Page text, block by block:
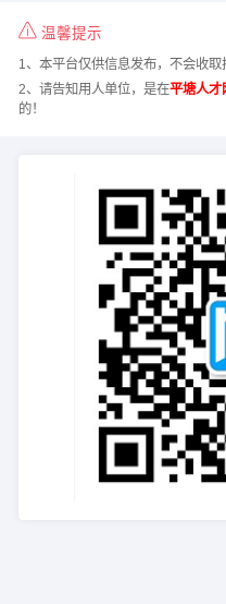
温馨提示
1、本平台仅供信息发布，不会收取
2、请告知用人单位，是在平塘人才
的！